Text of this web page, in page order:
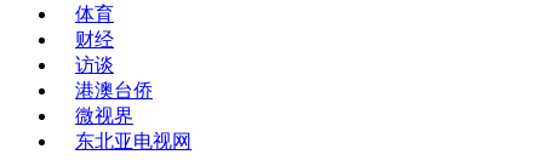
体育
财经
访谈
港澳台侨
微视界
东北亚电视网